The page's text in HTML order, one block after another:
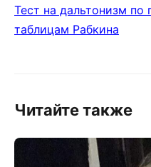
Тест на дальтонизм по
таблицам Рабкина
Читайте также